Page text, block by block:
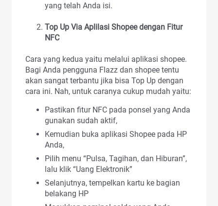
yang telah Anda isi.
Top Up Via Aplilasi Shopee dengan Fitur
NFC
Cara yang kedua yaitu melalui aplikasi shopee.
Bagi Anda pengguna Flazz dan shopee tentu
akan sangat terbantu jika bisa Top Up dengan
cara ini. Nah, untuk caranya cukup mudah yaitu:
Pastikan fitur NFC pada ponsel yang Anda
gunakan sudah aktif,
Kemudian buka aplikasi Shopee pada HP
Anda,
Pilih menu “Pulsa, Tagihan, dan Hiburan”,
lalu klik “Uang Elektronik”
Selanjutnya, tempelkan kartu ke bagian
belakang HP